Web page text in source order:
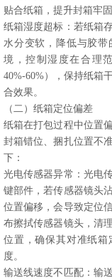
贴合纸箱，提升封箱牢固
纸箱湿度超标：若纸箱
水分变软，降低与胶
境，控制湿度在合理
40%-60%），保持纸箱
合效果。
（二）纸箱定位偏差
纸箱在打包过程中位置
封箱错位、捆扎位置不
下：
光电传感器异常：光电
键部件，若传感器镜头
位置偏移，会导致定位
布擦拭传感器镜头，清
位置，确保其对准纸
度。
输送线速度不匹配：输